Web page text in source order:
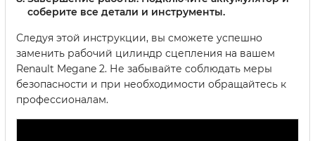
соберите все детали и инструменты.
Следуя этой инструкции, вы сможете успешно
заменить рабочий цилиндр сцепления на вашем
Renault Megane 2. Не забывайте соблюдать меры
безопасности и при необходимости обращайтесь к
профессионалам.